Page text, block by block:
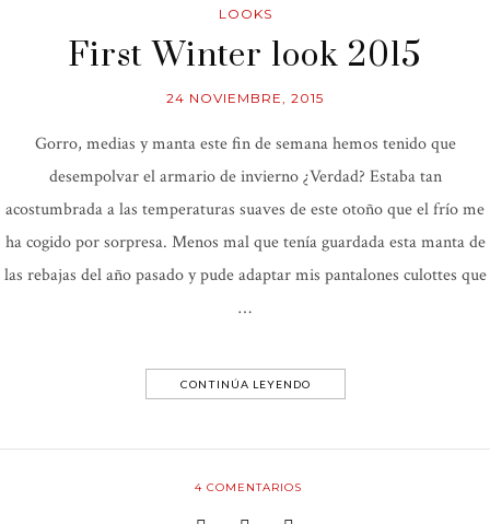
LOOKS
First Winter look 2015
24 NOVIEMBRE, 2015
Gorro, medias y manta este fin de semana hemos tenido que
desempolvar el armario de invierno ¿Verdad? Estaba tan
acostumbrada a las temperaturas suaves de este otoño que el frío me
ha cogido por sorpresa. Menos mal que tenía guardada esta manta de
las rebajas del año pasado y pude adaptar mis pantalones culottes que
…
CONTINÚA LEYENDO
4COMENTARIOS